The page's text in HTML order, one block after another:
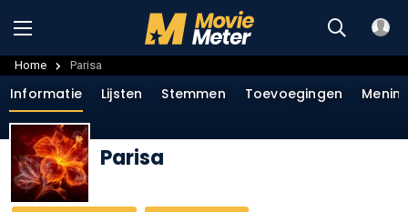
Home Parisa
Informatie Lijsten Stemmen Toevoegingen
Parisa